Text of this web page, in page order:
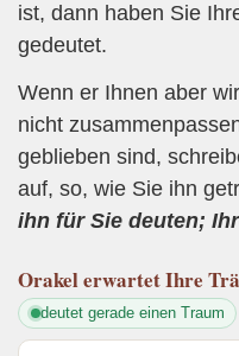
ist, dann haben Sie
gedeutet.
Wenn er Ihnen aber
nicht
geblieben sind,
auf, so, wie Sie ihn
ihn für Sie deuten;
Orakelerwartet Ihre
deutet gerade einen Traum